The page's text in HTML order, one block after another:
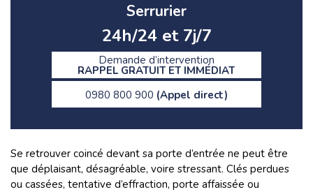
Serrurier
24h/24 et 7j/7
Demande d’intervention
RAPPEL GRATUIT ET IMMÉDIAT
0980 800 900 (Appel direct)
Se retrouver coincé devant sa porte d’entrée ne peut être
que déplaisant, désagréable, voire stressant. Clés perdues
ou cassées, tentative d’effraction, porte affaissée ou